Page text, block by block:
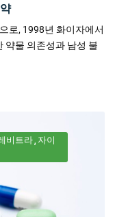
로, 1998년 화이자에서
약물 의존성과 남성 불
비트라 자이